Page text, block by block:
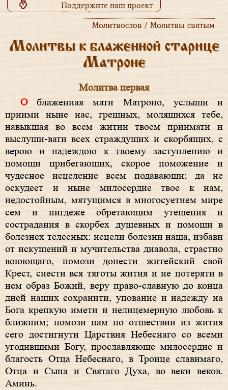
Поддержите наш проект
Подробнее...
Молитвослов / Молитвы святым
Молитвы к блаженной старице
Матроне
Молитва первая
О блаженная мати Матроно, услыши и
приими ныне нас, грешных, молящихся тебе,
навыкшая во всем житии твоем приимати и
выслуши-вати всех страждущих и скорбящих, с
верою и надеждою к твоему заступлению и
помощи прибегающих, скорое поможение и
чудесное исцеление всем подавающи; да не
оскудеет и ныне милосердие твое к нам,
недостойным, мятущимся в многосуетнем мире
сем и нигдеже обретающим утешения и
сострадания в скорбех душевных и помощи в
болезнех телесных: исцели болезни наша, избави
от искушений и мучительства диавола, страстно
воюющаго, помози донести житейский свой
Крест, снести вся тяготы жития и не потеряти в
нем образ Божий, веру право-славную до конца
дней наших сохранити, упование и надежду на
Бога крепкую имети и нелицемерную любовь к
ближним; помози нам по отшествии из жития
сего достигнути Царствия Небеснаго со всеми
угодившими Богу, прославляюще милосердие и
благость Отца Небеснаго, в Троице славимаго,
Отца и Сына и Святаго Духа, во веки веков.
Аминь.